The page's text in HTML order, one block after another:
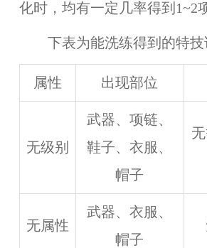
化时，均有一定几率得到1~2
下表为能洗练得到的特技
属性 出现部位
无级别
武器、项链、
鞋子、衣服、
帽子
无属性
武器、衣服、
帽子